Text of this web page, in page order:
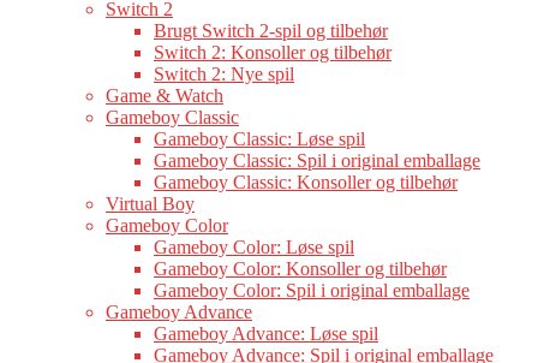
Switch 2
Brugt Switch 2-spil og tilbehør
Switch 2: Konsoller og tilbehør
Switch 2: Nye spil
Game & Watch
Gameboy Classic
Gameboy Classic: Løse spil
Gameboy Classic: Spil i original emballage
Gameboy Classic: Konsoller og tilbehør
Virtual Boy
Gameboy Color
Gameboy Color: Løse spil
Gameboy Color: Konsoller og tilbehør
Gameboy Color: Spil i original emballage
Gameboy Advance
Gameboy Advance: Løse spil
Gameboy Advance: Spil i original emballage